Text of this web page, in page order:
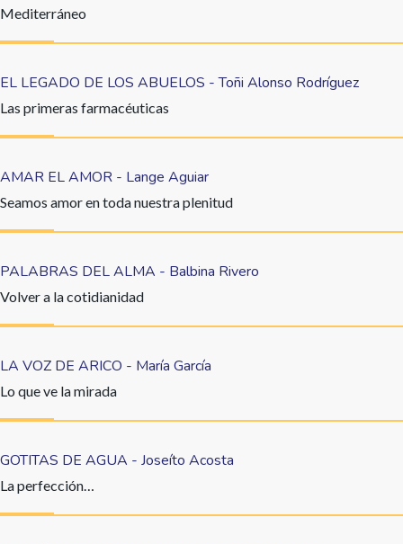
Mediterráneo
EL LEGADO DE LOS ABUELOS - Toñi Alonso Rodríguez
Las primeras farmacéuticas
AMAR EL AMOR - Lange Aguiar
Seamos amor en toda nuestra plenitud
PALABRAS DEL ALMA - Balbina Rivero
Volver a la cotidianidad
LA VOZ DE ARICO - María García
Lo que ve la mirada
GOTITAS DE AGUA - Joseíto Acosta
La perfección…